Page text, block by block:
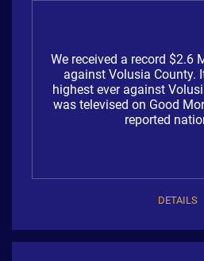
We received a record $2.6
against Volusia County.
highest ever against
was televised on Good
reported
DETAILS